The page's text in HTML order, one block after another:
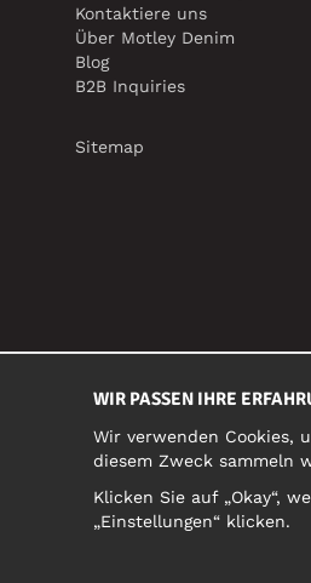
Kontaktiere uns
Über Motley Denim
Blog
B2B Inquiries
Sitemap
WIR PASSEN IHRE
Wir verwenden Cookies,
diesem Zweck sammeln
Klicken Sie auf „Okay“,
„Einstellungen“ klicken.